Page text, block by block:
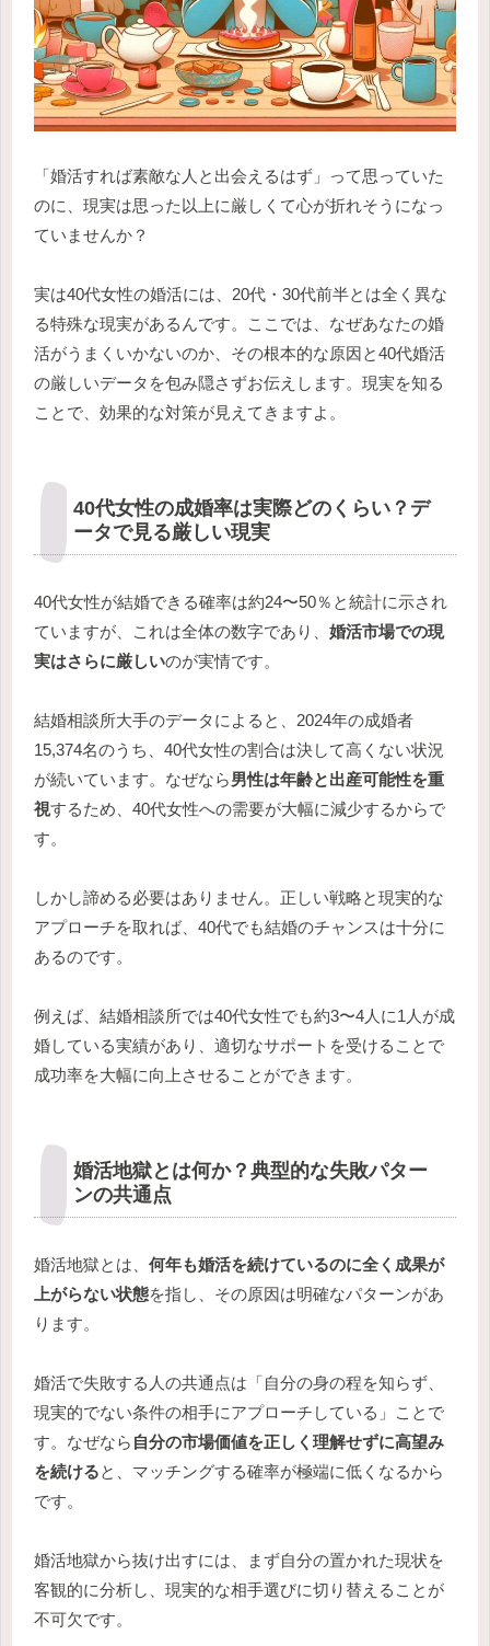
「婚活すれば素敵な人と出会えるはず」って思っていた
のに、現実は思った以上に厳しくて心が折れそうになっ
ていませんか？
実は40代女性の婚活には、20代・30代前半とは全く異な
る特殊な現実があるんです。ここでは、なぜあなたの婚
活がうまくいかないのか、その根本的な原因と40代婚活
の厳しいデータを包み隠さずお伝えします。現実を知る
ことで、効果的な対策が見えてきますよ。
40代女性の成婚率は実際どのくらい？デ
ータで見る厳しい現実
40代女性が結婚できる確率は約24〜50％と統計に示され
ていますが、これは全体の数字であり、 婚活市場での現
実はさらに厳しいのが実情です。
結婚相談所大手のデータによると、2024年の成婚者
15,374名のうち、40代女性の割合は決して高くない状況
が続いています。なぜなら男性は年齢と出産可能性を重
視するため、40代女性への需要が大幅に減少するからで
す。
しかし諦める必要はありません。正しい戦略と現実的な
アプローチを取れば、40代でも結婚のチャンスは十分に
あるのです。
例えば、結婚相談所では40代女性でも約3〜4人に1人が成
婚している実績があり、適切なサポートを受けることで
成功率を大幅に向上させることができます。
婚活地獄とは何か？典型的な失敗パター
ンの共通点
婚活地獄とは、 何年も婚活を続けているのに全く成果が
上がらない状態を指し、その原因は明確なパターンがあ
ります。
婚活で失敗する人の共通点は「自分の身の程を知らず、
現実的でない条件の相手にアプローチしている」ことで
す。なぜなら 自分の市場価値を正しく理解せずに高望み
を続けると、マッチングする確率が極端に低くなるから
です。
婚活地獄から抜け出すには、まず自分の置かれた現状を
客観的に分析し、現実的な相手選びに切り替えることが
不可欠です。